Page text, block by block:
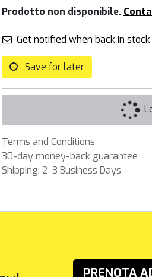
Prodotto non disponibile.
Get notified when back in stock
Save for later
Terms and Conditions
30-day money-back guarantee
Shipping: 2-3 Business Days
PRENOTA